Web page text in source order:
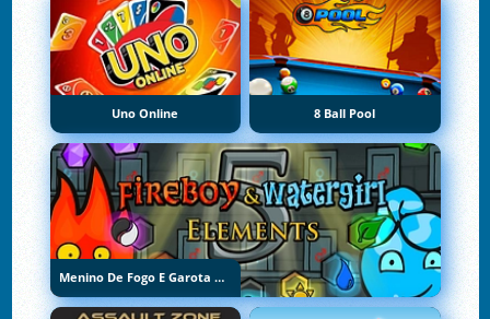
Uno Online 8 Ball Pool
Menino De Fogo E Garota De Água 5: Elementos